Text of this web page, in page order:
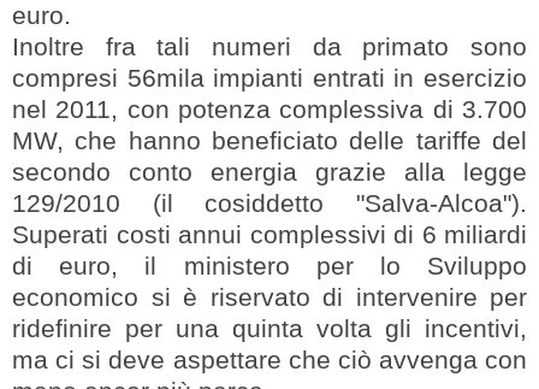
euro.
Inoltre fra tali numeri da primato sono
compresi 56mila impianti entrati in esercizio
nel 2011, con potenza complessiva di 3.700
MW, che hanno beneficiato delle tariffe del
secondo conto energia grazie alla legge
129/2010 (il cosiddetto "Salva-Alcoa").
Superati costi annui complessivi di 6 miliardi
di euro, il ministero per lo Sviluppo
economico si è riservato di intervenire per
ridefinire per una quinta volta gli incentivi,
ma ci si deve aspettare che ciò avvenga con